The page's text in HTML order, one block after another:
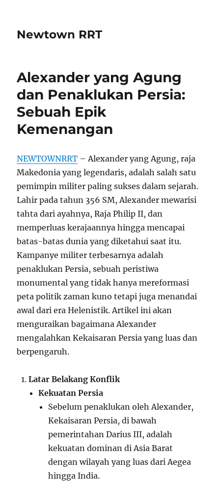
Newtown RRT
Alexander yang Agung
dan Penaklukan Persia:
Sebuah Epik
Kemenangan
NEWTOWNRRT – Alexander yang Agung, raja
Makedonia yang legendaris, adalah salah satu
pemimpin militer paling sukses dalam sejarah.
Lahir pada tahun 356 SM, Alexander mewarisi
tahta dari ayahnya, Raja Philip II, dan
memperluas kerajaannya hingga mencapai
batas-batas dunia yang diketahui saat itu.
Kampanye militer terbesarnya adalah
penaklukan Persia, sebuah peristiwa
monumental yang tidak hanya mereformasi
peta politik zaman kuno tetapi juga menandai
awal dari era Helenistik. Artikel ini akan
menguraikan bagaimana Alexander
mengalahkan Kekaisaran Persia yang luas dan
berpengaruh.
Latar Belakang Konflik
Kekuatan Persia
Sebelum penaklukan oleh Alexander,
Kekaisaran Persia, di bawah
pemerintahan Darius III, adalah
kekuatan dominan di Asia Barat
dengan wilayah yang luas dari Aegea
hingga India.